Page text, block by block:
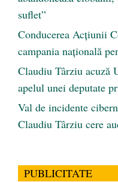
suflet”
Conducerea Acțiunii
campania națională
Claudiu Târziu acuză
apelul unei deputate
Val de incidente
Claudiu Târziu cere
PUBLICITATE